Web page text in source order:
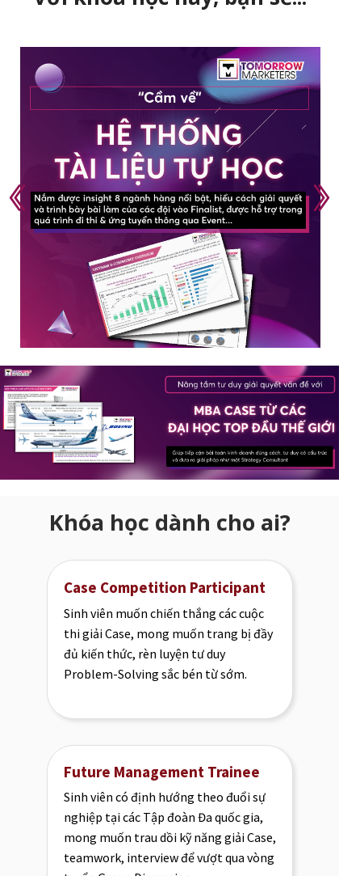
Khóa học dành cho ai?
Sinh viên muốn chiến thắng các cuộc
thi giải Case, mong muốn trang bị đầy
đủ kiến thức, rèn luyện tư duy
Problem-Solving sắc bén từ sớm.
Case Competition Participant
Sinh viên có định hướng theo đuổi sự
nghiệp tại các Tập đoàn Đa quốc gia,
mong muốn trau dồi kỹ năng giải Case,
teamwork, interview để vượt qua vòng
Future Management Trainee